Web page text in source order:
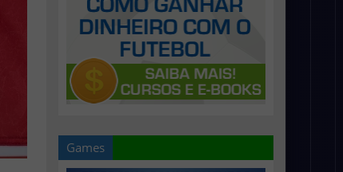
Games